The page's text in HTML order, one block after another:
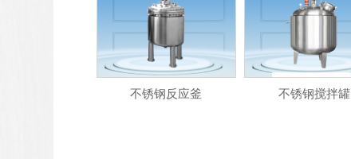
不锈钢反应釜 不锈钢搅拌罐